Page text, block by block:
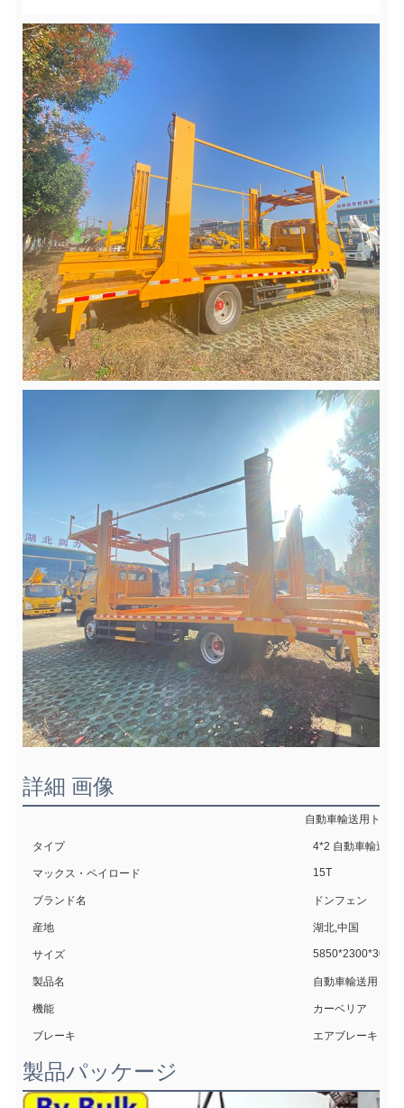
詳細 画像
自動車輸送用トラ
タイプ 4*2 自動車輸送ト
マックス・ペイロード 15T
ブランド名 ドンフェン
産地 湖北,中国
サイズ 5850*2300*3080
製品名 自動車輸送用 ト
機能 カーベリア
ブレーキ エアブレーキ
製品パッケージ